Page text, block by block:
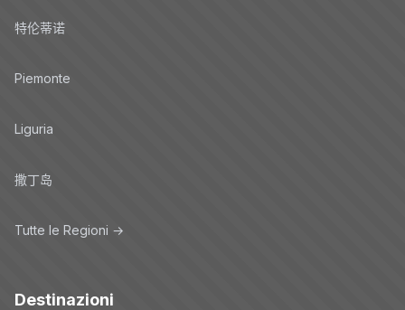
特伦蒂诺
Piemonte
Liguria
撒丁岛
Tutte le Regioni →
Destinazioni